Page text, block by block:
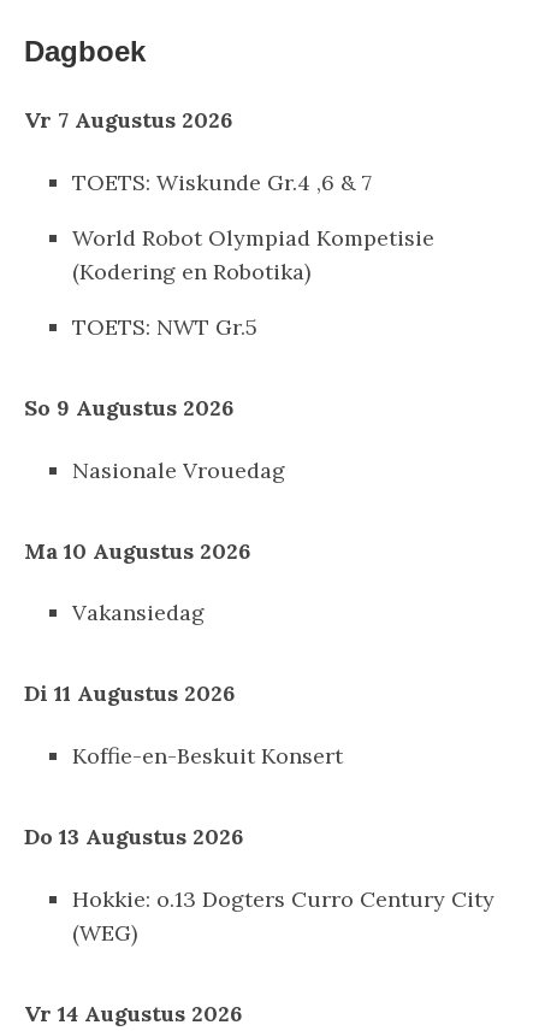
Dagboek
Vr 7 Augustus 2026
TOETS: Wiskunde Gr.4 ,6 & 7
World Robot Olympiad Kompetisie
(Kodering en Robotika)
TOETS: NWT Gr.5
So 9 Augustus 2026
Nasionale Vrouedag
Ma 10 Augustus 2026
Vakansiedag
Di 11 Augustus 2026
Koffie-en-Beskuit Konsert
Do 13 Augustus 2026
Hokkie: o.13 Dogters Curro Century City
(WEG)
Vr 14 Augustus 2026